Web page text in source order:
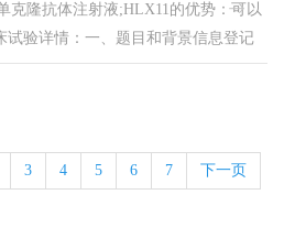
克隆抗体注射液;HLX11的优势：可以
试验详情：一、题目和背景信息登记
3 4 5 6 7 下一页